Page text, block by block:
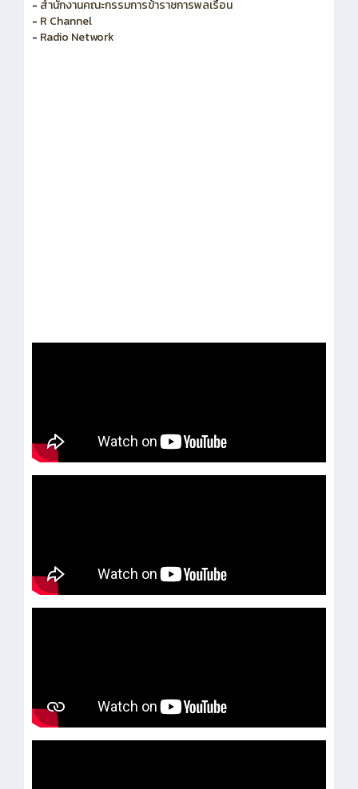
- สำนักงานคณะกรรมการพัฒนาระบบราชการ
- สำนักงานคณะกรรมการข้าราชการพลเรือน
- R Channel